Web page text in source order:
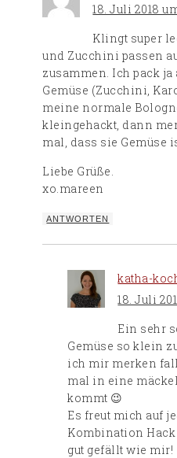
18. Juli 2018
Klingt super
und Zucchini passen
zusammen. Ich pack
Gemüse (Zucchini,
meine normale
kleingehackt, dann
mal, dass sie Gemüse
Liebe Grüße.
xo.mareen
ANTWORTEN
katha-
18. Juli
Ein sehr
Gemüse so klein
ich mir merken
mal in eine
kommt 😉
Es freut mich auf
Kombination
gut gefällt wie mir!